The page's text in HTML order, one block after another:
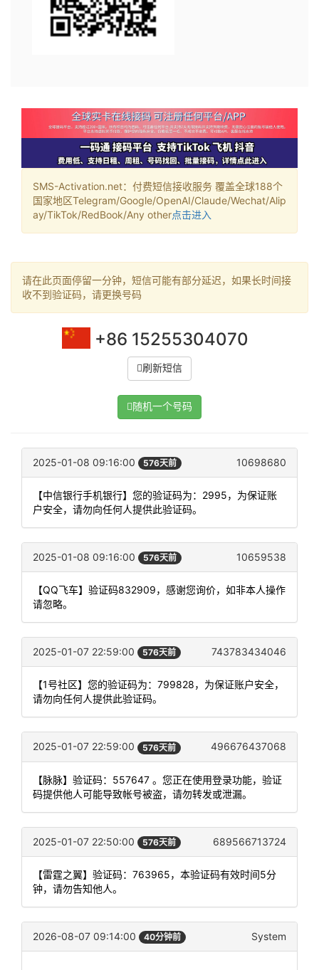
SMS-Activation.net：付费短信接收服务 覆盖全球188个
国家地区Telegram/Google/OpenAI/Claude/Wechat/Alip
ay/TikTok/RedBook/Any other点击进入
请在此页面停留一分钟，短信可能有部分延迟，如果长时间接
收不到验证码，请更换号码
+86 15255304070
刷新短信
随机一个号码
2025-01-08 09:16:00 576天前 10698680
【中信银行手机银行】您的验证码为：2995，为保证账
户安全，请勿向任何人提供此验证码。
2025-01-08 09:16:00 576天前 10659538
【QQ飞车】验证码832909，感谢您询价，如非本人操作
请忽略。
2025-01-07 22:59:00 576天前 743783434046
【1号社区】您的验证码为：799828，为保证账户安全，
请勿向任何人提供此验证码。
2025-01-07 22:59:00 576天前 496676437068
【脉脉】验证码：557647 。您正在使用登录功能，验证
码提供他人可能导致帐号被盗，请勿转发或泄漏。
2025-01-07 22:50:00 576天前 689566713724
【雷霆之翼】验证码：763965，本验证码有效时间5分
钟，请勿告知他人。
2026-08-07 09:14:00 40分钟前 System